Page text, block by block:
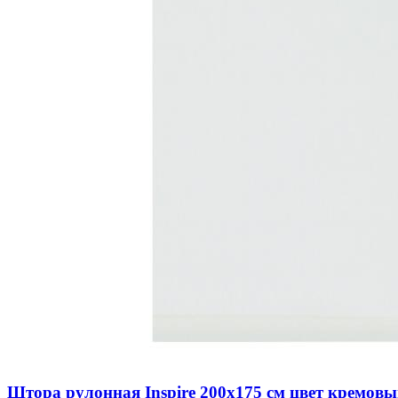
Штора рулонная Inspire 200х175 см цвет